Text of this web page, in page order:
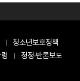
청소년보호정책
정정·반론보도